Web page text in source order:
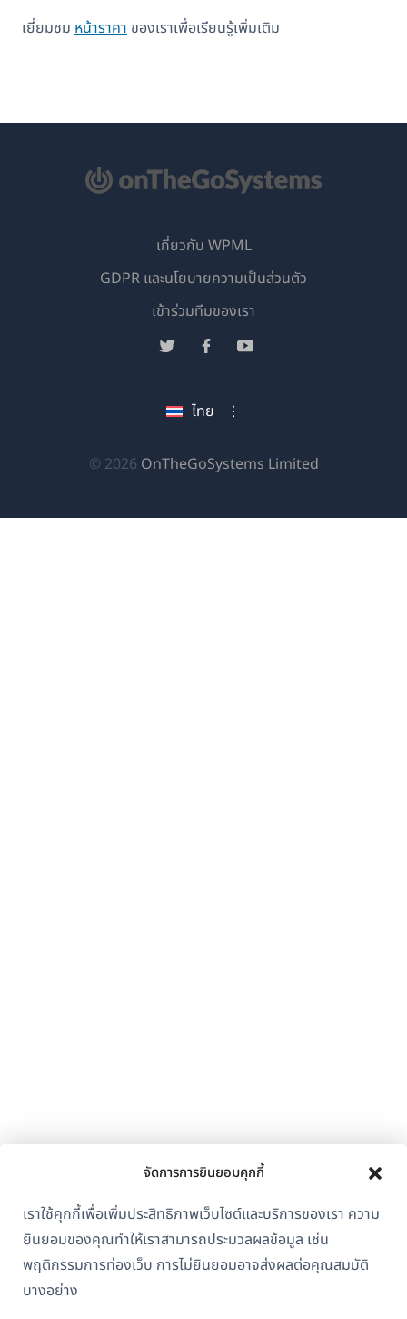
จัดการการยินยอมคุกกี้
เราใช้คุกกี้เพื่อเพิ่มประสิทธิภาพเว็บไซต์และบริการของเรา ความ
ยินยอมของคุณทำให้เราสามารถประมวลผลข้อมูล เช่น
พฤติกรรมการท่องเว็บ การไม่ยินยอมอาจส่งผลต่อคุณสมบัติ
บางอย่าง
เยี่ยมชม หน้าราคา ของเราเพื่อเรียนรู้เพิ่มเติม
© 2026 OnTheGoSystems Limited(เปิด
หน้าต่าง
ไทย
เกี่ยวกับ WPML
GDPR และนโยบายความเป็นส่วนตัว
เข้าร่วมทีมของเรา
(เปิด
ใหม่)
(เปิด
ใหม่)
(เปิด